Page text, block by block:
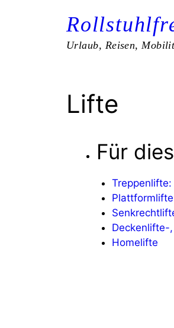
Urlaub, Reisen,
Lifte
Für
Plattformlifte
Deckenlifte-
Homelifte